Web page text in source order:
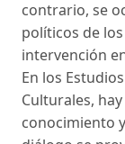
contrario, se
políticos de
intervención
En los
Culturales,
conocimiento